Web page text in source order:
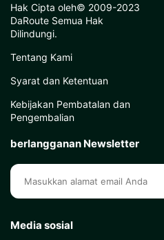
Hak Cipta oleh© 2009-2023
DaRoute Semua Hak
Dilindungi.
Tentang Kami
Syarat dan Ketentuan
Kebijakan Pembatalan dan
Pengembalian
berlangganan Newsletter
Media sosial